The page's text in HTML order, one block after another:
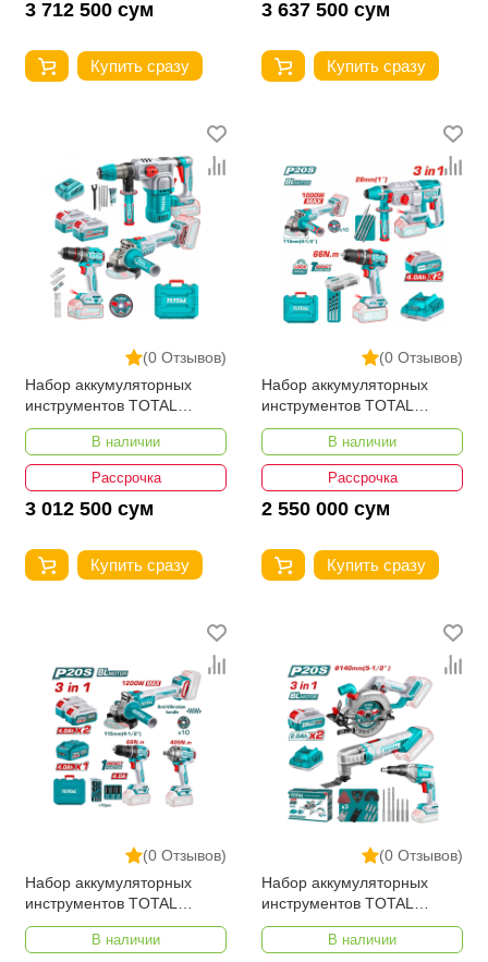
3 712 500 сум
Купить сразу
3 637 500 сум
Купить сразу
(0 Отзывов)
Набор аккумуляторных
инструментов TOTAL
TOSLI251195
В наличии
Рассрочка
3 012 500 сум
Купить сразу
(0 Отзывов)
Набор аккумуляторных
инструментов TOTAL
TOSLI241198
В наличии
Рассрочка
2 550 000 сум
Купить сразу
(0 Отзывов)
Набор аккумуляторных
инструментов TOTAL
TCKLI20358
В наличии
(0 Отзывов)
Набор аккумуляторных
инструментов TOTAL
TOSLI250382
В наличии